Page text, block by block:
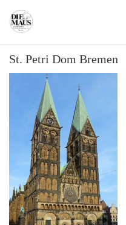
main
St. Petri Dom Bremen